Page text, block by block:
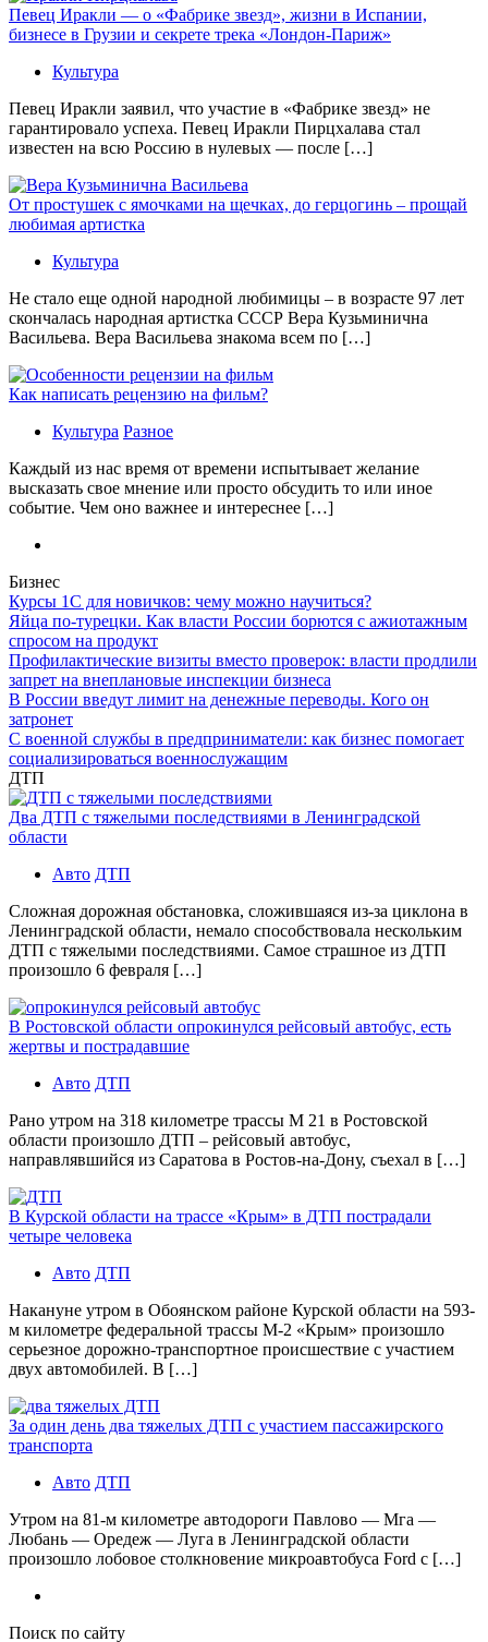
Певец Иракли — о «Фабрике звезд», жизни в Испании,
бизнесе в Грузии и секрете трека «Лондон-Париж»
Культура
Певец Иракли заявил, что участие в «Фабрике звезд» не
гарантировало успеха. Певец Иракли Пирцхалава стал
известен на всю Россию в нулевых — после […]
От простушек с ямочками на щечках, до герцогинь – прощай
любимая артистка
Культура
Не стало еще одной народной любимицы – в возрасте 97 лет
скончалась народная артистка СССР Вера Кузьминична
Васильева. Вера Васильева знакома всем по […]
Как написать рецензию на фильм?
Культура Разное
Каждый из нас время от времени испытывает желание
высказать свое мнение или просто обсудить то или иное
событие. Чем оно важнее и интереснее […]
Бизнес
Курсы 1С для новичков: чему можно научиться?
Яйца по-турецки. Как власти России борются с ажиотажным
спросом на продукт
Профилактические визиты вместо проверок: власти продлили
запрет на внеплановые инспекции бизнеса
В России введут лимит на денежные переводы. Кого он
затронет
С военной службы в предприниматели: как бизнес помогает
социализироваться военнослужащим
ДТП
Два ДТП с тяжелыми последствиями в Ленинградской
области
Авто ДТП
Сложная дорожная обстановка, сложившаяся из-за циклона в
Ленинградской области, немало способствовала нескольким
ДТП с тяжелыми последствиями. Самое страшное из ДТП
произошло 6 февраля […]
В Ростовской области опрокинулся рейсовый автобус, есть
жертвы и пострадавшие
Авто ДТП
Рано утром на 318 километре трассы М 21 в Ростовской
области произошло ДТП – рейсовый автобус,
направлявшийся из Саратова в Ростов-на-Дону, съехал в […]
В Курской области на трассе «Крым» в ДТП пострадали
четыре человека
Авто ДТП
Накануне утром в Обоянском районе Курской области на 593-
м километре федеральной трассы М-2 «Крым» произошло
серьезное дорожно-транспортное происшествие с участием
двух автомобилей. В […]
За один день два тяжелых ДТП с участием пассажирского
транспорта
Авто ДТП
Утром на 81-м километре автодороги Павлово — Мга —
Любань — Оредеж — Луга в Ленинградской области
произошло лобовое столкновение микроавтобуса Ford с […]
Поиск по сайту